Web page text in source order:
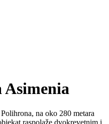
Asimenia
na oko 280 metara
raspolaže dvokrevetnim i